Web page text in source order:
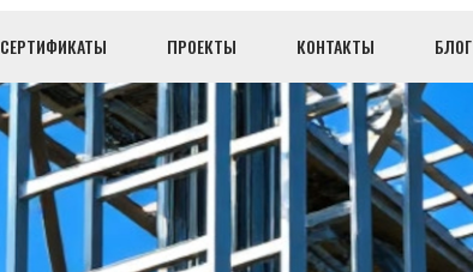
СЕРТИФИКАТЫ ПРОЕКТЫ КОНТАКТЫ БЛОГ